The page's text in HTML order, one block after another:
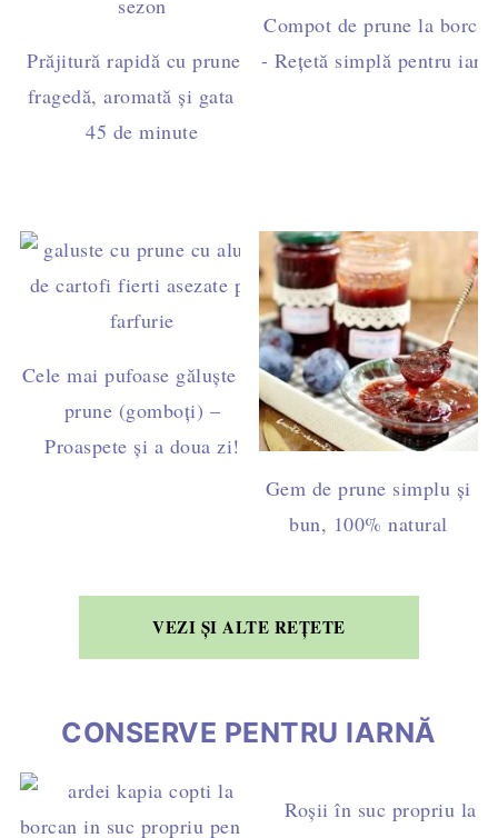
Prăjitură rapidă cu prune –
fragedă, aromată și gata în
45 de minute
Compot de prune la borcan
- Rețetă simplă pentru
Cele mai pufoase găluște cu
prune (gomboți) –
Proaspete și a doua zi!
Gem de prune simplu și
bun, 100% natural
VEZI ȘI ALTE REȚETE
CONSERVE PENTRU IARNĂ
Roșii în suc propriu la